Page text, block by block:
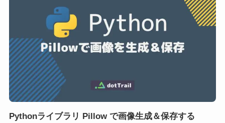
Pythonライブラリ Pillow で画像生成＆保存する